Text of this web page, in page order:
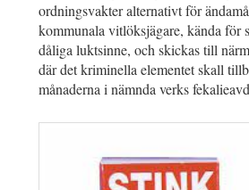
ordningsvakter alternativt för
kommunala vitlöksjägare, kända för
dåliga luktsinne, och skickas till
där det kriminella elementet skall
månaderna i nämnda verks